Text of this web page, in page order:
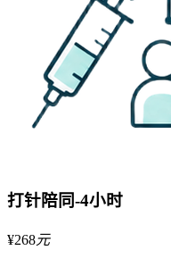
打针陪同-4小时
¥268元